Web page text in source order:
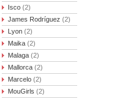
Isco (2)
James Rodríguez (2)
Lyon (2)
Maika (2)
Malaga (2)
Mallorca (2)
Marcelo (2)
MouGirls (2)